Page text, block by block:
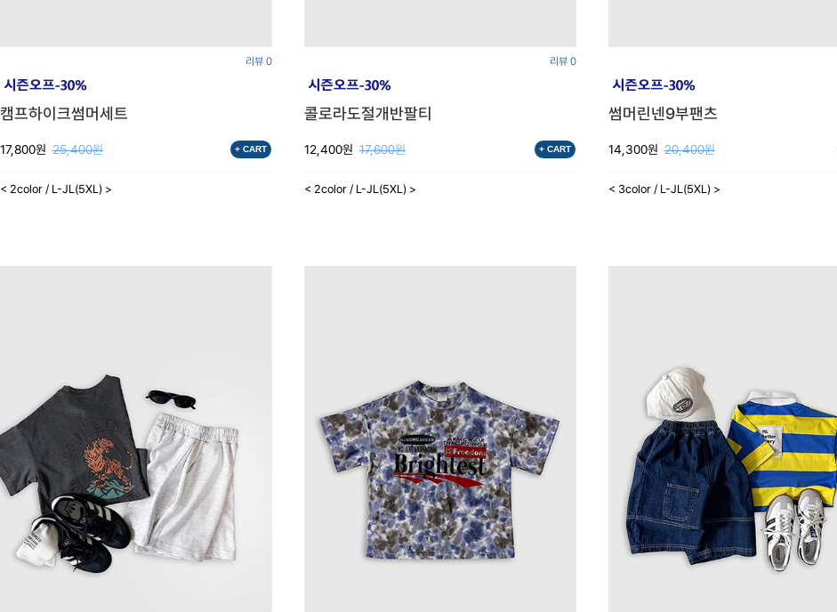
리뷰 0
캠프하이크썸머세트
17,800원 25,400원 + CART
< 2color / L-JL(5XL) >
리뷰 0
콜로라도절개반팔티
12,400원 17,600원 + CART
< 2color / L-JL(5XL) >
썸머린넨9부팬츠
14,300원 20,400원
< 3color / L-JL(5XL) >